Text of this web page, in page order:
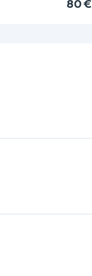
80 €